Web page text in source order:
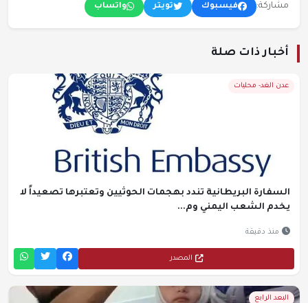
مشاركة: فيسبوك تويتر واتساب
أخبار ذات صلة
عدن الغد- محليات
السفارة البريطانية تندد بهجمات الحوثيين وتعتبرها تصعيداً لا
يخدم الشعب اليمني وم...
منذ دقيقة
المصدر
البعد الرابع